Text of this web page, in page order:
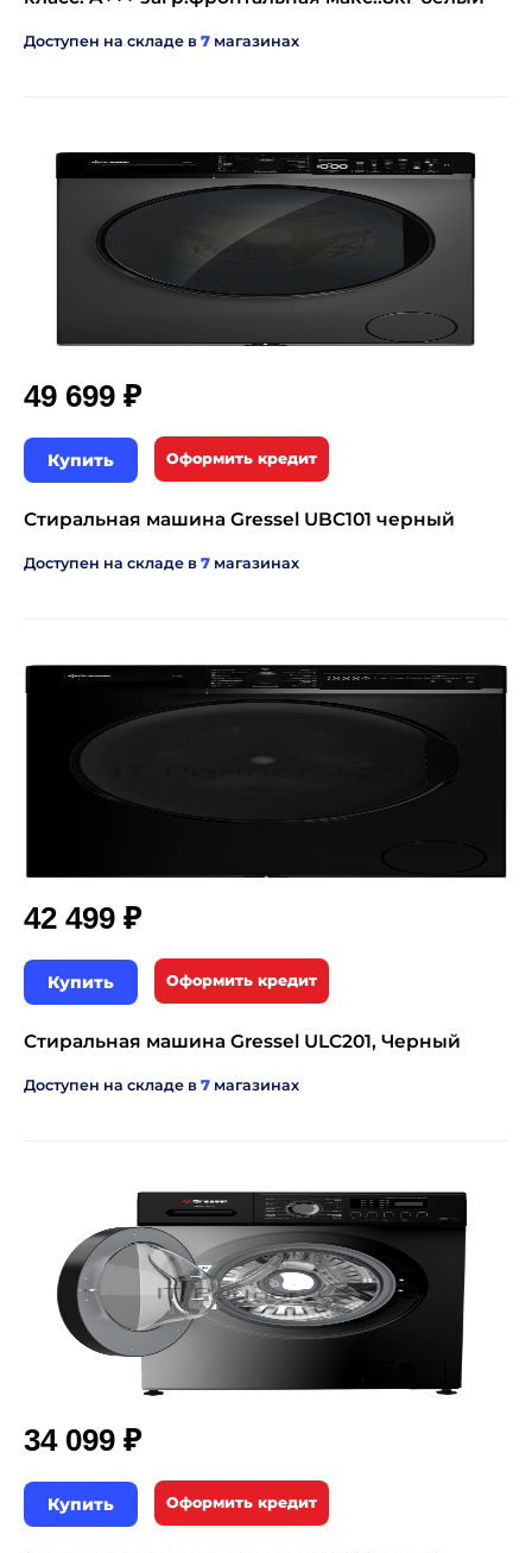
Доступен на складе в 7 магазинах
49 699 ₽
Купить Оформить кредит
Стиральная машина Gressel UBC101 черный
Доступен на складе в 7 магазинах
42 499 ₽
Купить Оформить кредит
Стиральная машина Gressel ULC201, Черный
Доступен на складе в 7 магазинах
34 099 ₽
Купить Оформить кредит